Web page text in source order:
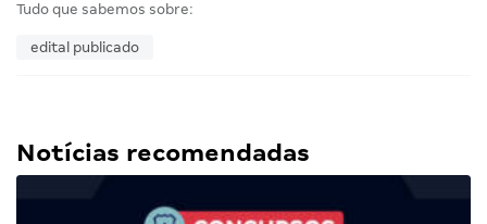
Tudo que sabemos sobre:
edital publicado
Notícias recomendadas